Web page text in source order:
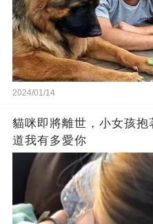
2024/01/14
貓咪即將離世，小女孩
道我有多愛你